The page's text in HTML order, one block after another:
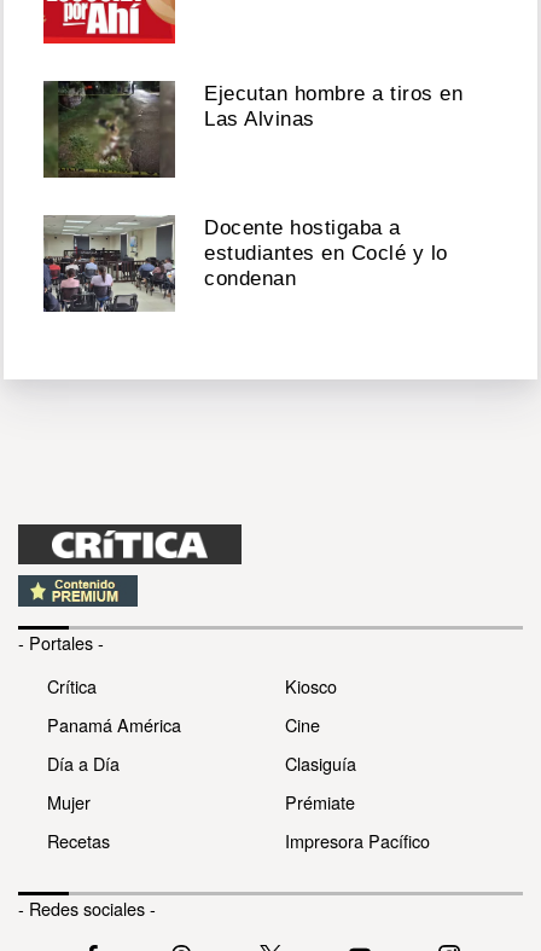
Ejecutan hombre a tiros en
Las Alvinas
Docente hostigaba a
estudiantes en Coclé y lo
condenan
- Portales -
Crítica
Panamá América
Día a Día
Mujer
Recetas
Kiosco
Cine
Clasiguía
Prémiate
Impresora Pacífico
- Redes sociales -